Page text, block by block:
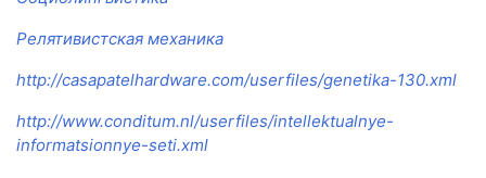
Релятивистская механика
http://casapatelhardware.com/userfiles/genetika-130.xml
http://www.conditum.nl/userfiles/intellektualnye-
informatsionnye-seti.xml